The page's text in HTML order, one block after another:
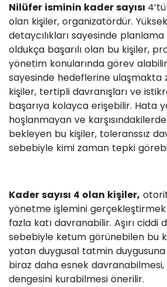
Nilüfer isminin kader sayısı
olan kişiler, organizatördür.
detaycılıkları sayesinde
oldukça başarılı olan bu kişiler,
yönetim konularında görev alabilir.
sayesinde hedeflerine ulaşmakta
kişiler, tertipli davranışları ve
başarıya kolayca erişebilir. Hata
hoşlanmayan ve
bekleyen bu kişiler, toleranssız
sebebiyle kimi zaman tepki
Kader sayısı 4 olan kişiler,
yönetme işlemini
fazla katı davranabilir. Aşırı ciddi
sebebiyle ketum görünebilen bu
yatan duygusal tatmin
biraz daha esnek
dengesini kurabilmesi önerilir.